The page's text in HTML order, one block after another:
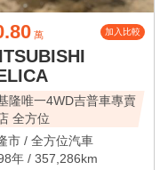
萬 加入比較
隆唯一4WD吉普車專賣
全方位
市 / 全方位汽車
年 / 357,286km